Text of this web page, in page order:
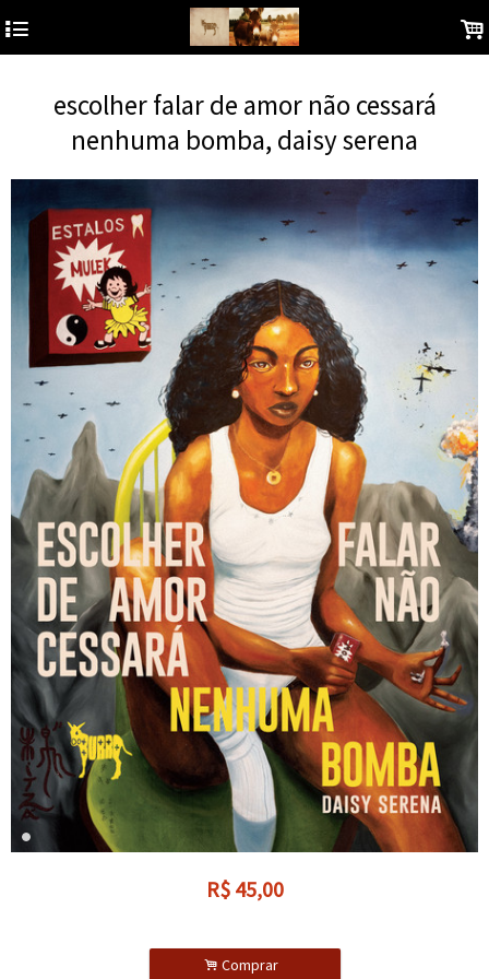
4 .
escolher falar de amor não cessará
nenhuma bomba, daisy serena
R$ 45,00
. Comprar